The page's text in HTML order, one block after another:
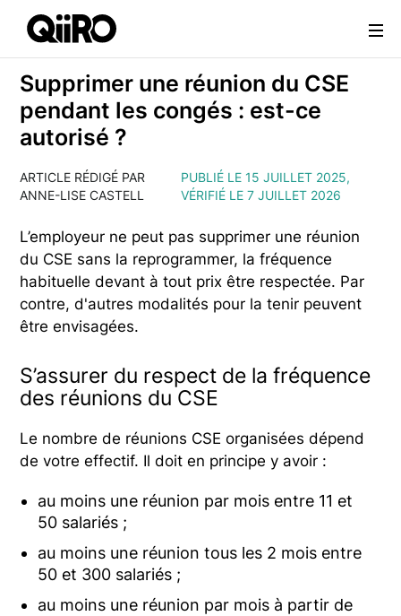
Webflow Homepage
Supprimer une réunion du CSE
pendant les congés : est-ce
autorisé ?
ARTICLE RÉDIGÉ PAR
ANNE-LISE CASTELL
PUBLIÉ LE 15 JUILLET 2025,
VÉRIFIÉ LE 7 JUILLET 2026
L’employeur ne peut pas supprimer une réunion
du CSE sans la reprogrammer, la fréquence
habituelle devant à tout prix être respectée. Par
contre, d'autres modalités pour la tenir peuvent
être envisagées.
S’assurer du respect de la fréquence
des réunions du CSE
Le nombre de réunions CSE organisées dépend
de votre effectif. Il doit en principe y avoir :
au moins une réunion par mois entre 11 et
50 salariés ;
au moins une réunion tous les 2 mois entre
50 et 300 salariés ;
au moins une réunion par mois à partir de